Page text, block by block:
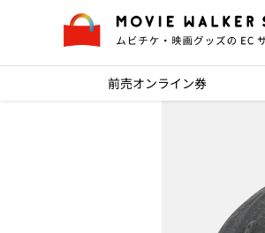
前売オンライン券